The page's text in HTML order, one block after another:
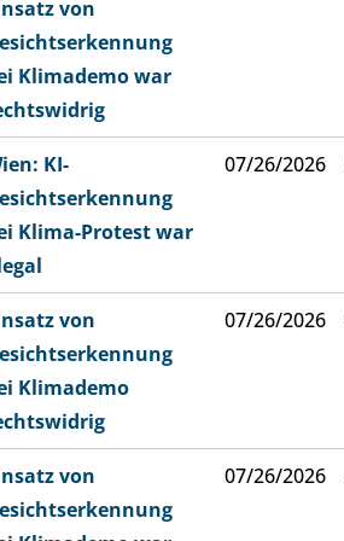
von
Klimademo war
KI-
Klima-Protest war
07/26/2026
von
Klimademo
07/26/2026
von
07/26/2026